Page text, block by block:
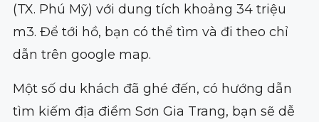
(TX. Phú Mỹ) với dung tích khoảng 34 triệu
m3. Để tới hồ, bạn có thể tìm và đi theo chỉ
dẫn trên google map.
Một số du khách đã ghé đến, có hướng dẫn
tìm kiếm địa điểm Sơn Gia Trang, bạn sẽ dễ